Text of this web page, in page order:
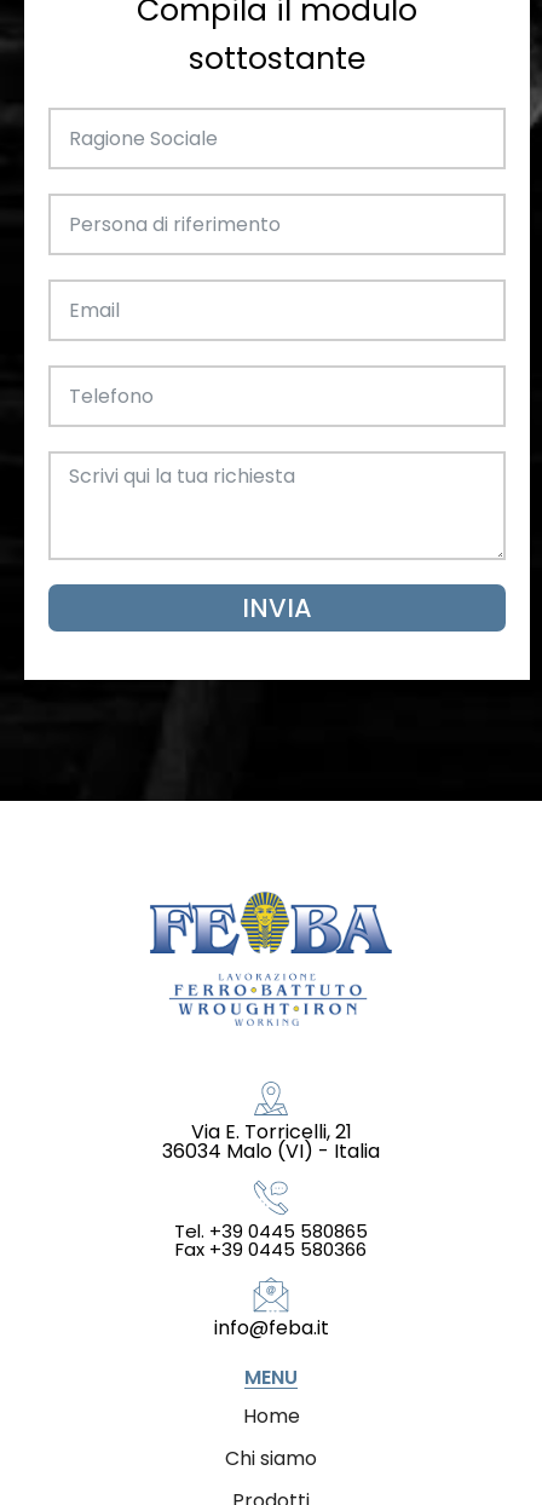
Compila il modulo
sottostante
INVIA
Via E. Torricelli, 21
36034 Malo (VI) - Italia
Tel. +39 0445 580865
Fax +39 0445 580366
info@feba.it
MENU
Home
Chi siamo